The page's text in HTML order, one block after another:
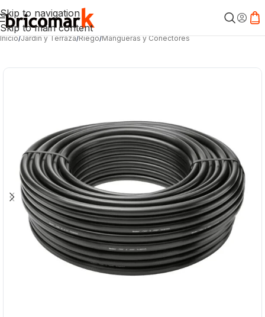
Skip to navigation
Skip to main content
Inicio/Jardín y Terraza/Riego/Mangueras y Conectores